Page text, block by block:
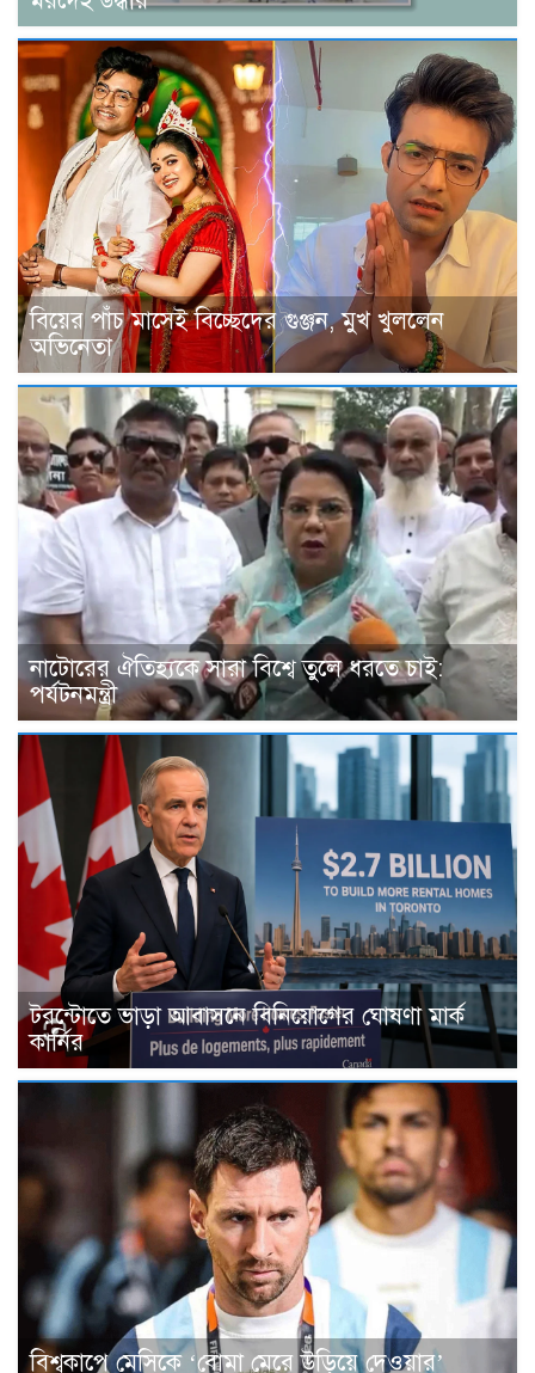
বিয়ের পাঁচ মাসেই বিচ্ছেদের গুঞ্জন, মুখ খুললেন
অভিনেতা
নাটোরের ঐতিহ্যকে সারা বিশ্বে তুলে ধরতে চাই:
পর্যটনমন্ত্রী
টরন্টোতে ভাড়া আবাসনে বিনিয়োগের ঘোষণা মার্ক
কার্নির
বিশ্বকাপে মেসিকে ‘বোমা মেরে উড়িয়ে দেওয়ার’